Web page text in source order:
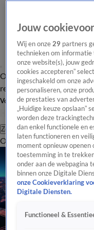
Overzicht Laatste nieuws
redactie
Volg Hart van Nederland
Zoeken
OverzichtRegio
Jouw
Wij en onze29 partners
technieken om
onze website(s), jouw
cookies accepteren”
ingeschakeld om onze
personaliseren, onze
de prestaties van
„Huidige keuze opslaan”
worden deze
dan enkel functionele en
laten functioneren en
moment opnieuw openen
toestemming in te
onder aan de webpagina
binnen onze Digitale
onze Cookieverklaring
Digitale Diensten.
Functioneel &